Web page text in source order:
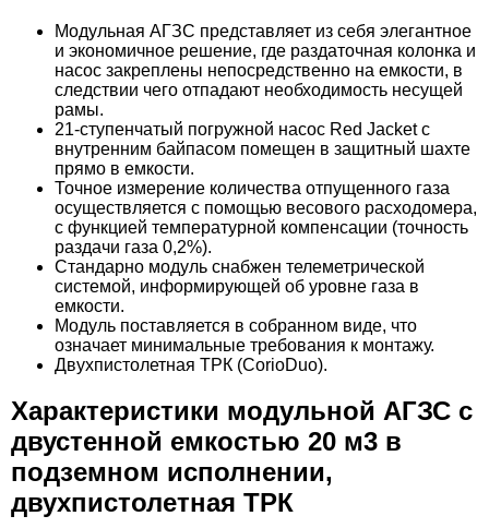
Модульная АГЗС представляет из себя элегантное
и экономичное решение, где раздаточная колонка и
насос закреплены непосредственно на емкости, в
следствии чего отпадают необходимость несущей
рамы.
21-ступенчатый погружной насос Red Jacket с
внутренним байпасом помещен в защитный шахте
прямо в емкости.
Точное измерение количества отпущенного газа
осуществляется с помощью весового расходомера,
с функцией температурной компенсации (точность
раздачи газа 0,2%).
Стандарно модуль снабжен телеметрической
системой, информирующей об уровне газа в
емкости.
Модуль поставляется в собранном виде, что
означает минимальные требования к монтажу.
Двухпистолетная ТРК (CorioDuo).
Характеристики модульной АГЗС с
двустенной емкостью 20 м3 в
подземном исполнении,
двухпистолетная ТРК